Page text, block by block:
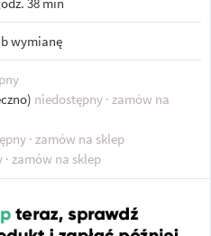
wymianę
niedostępny · zamów na
· zamów na sklep
· zamów na sklep